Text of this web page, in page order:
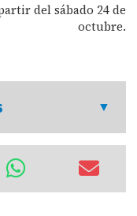
del sábado 24 de
octubre.